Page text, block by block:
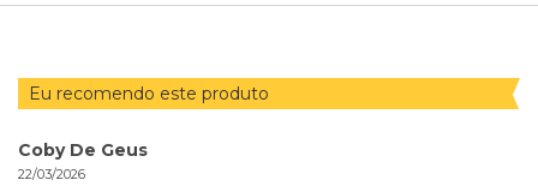
Eu recomendo este produto
Coby De Geus
22/03/2026